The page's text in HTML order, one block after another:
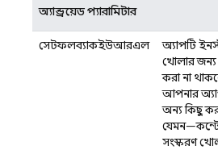
অ্যান্ড্রয়েড প্যারামিটার
সেটফলব্যাকইউআরএল
অ্যাপটি
খোলার জন্য
করা না
আপনার
অন্য কিছু
সংস্করণ